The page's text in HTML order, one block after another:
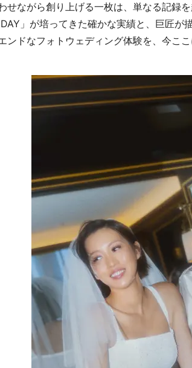
せながら創り上げる一枚は、単なる記録
DAY」が培ってきた確かな実績と、巨匠
ンドなフォトウェディング体験を、今ここ